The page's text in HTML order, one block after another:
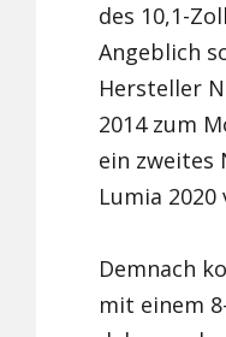
des 10,1-
Angeblich
Hersteller
2014 zum
ein zweites
Lumia
Demnach
mit einem